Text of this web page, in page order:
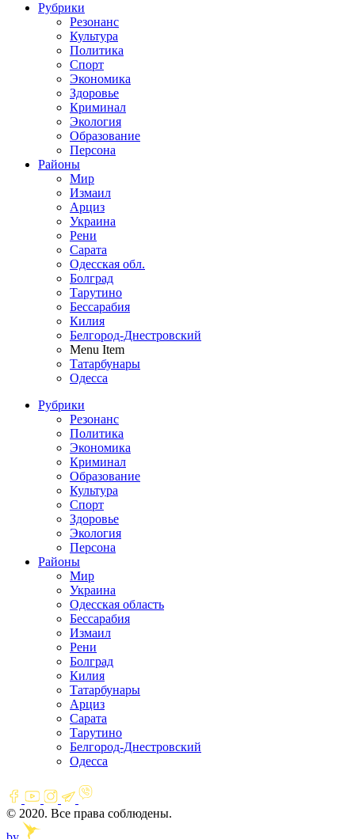
Рубрики
Резонанс
Культура
Политика
Спорт
Экономика
Здоровье
Криминал
Экология
Образование
Персона
Районы
Мир
Измаил
Арциз
Украина
Рени
Сарата
Одесская обл.
Болград
Тарутино
Бессарабия
Килия
Белгород-Днестровский
Menu Item
Татарбунары
Одесса
Рубрики
Резонанс
Политика
Экономика
Криминал
Образование
Культура
Спорт
Здоровье
Экология
Персона
Районы
Мир
Украина
Одесская область
Бессарабия
Измаил
Рени
Болград
Килия
Татарбунары
Арциз
Сарата
Тарутино
Белгород-Днестровский
Одесса
© 2020. Все права соблюдены.